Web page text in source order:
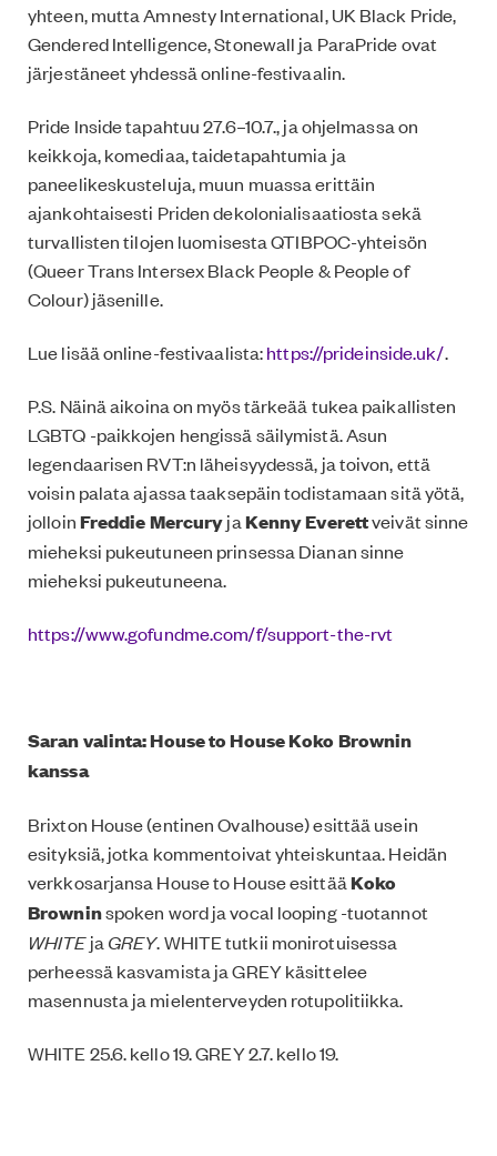
yhteen, mutta Amnesty International, UK Black Pride,
Gendered Intelligence, Stonewall ja ParaPride ovat
järjestäneet yhdessä online-festivaalin.
Pride Inside tapahtuu 27.6–10.7., ja ohjelmassa on
keikkoja, komediaa, taidetapahtumia ja
paneelikeskusteluja, muun muassa erittäin
ajankohtaisesti Priden dekolonialisaatiosta sekä
turvallisten tilojen luomisesta QTIBPOC-yhteisön
(Queer Trans Intersex Black People & People of
Colour) jäsenille.
Lue lisää online-festivaalista:https://prideinside.uk/.
P.S. Näinä aikoina on myös tärkeää tukea paikallisten
LGBTQ -paikkojen hengissä säilymistä. Asun
legendaarisen RVT:n läheisyydessä, ja toivon, että
voisin palata ajassa taaksepäin todistamaan sitä yötä,
jolloinFreddie MercuryjaKenny Everettveivät sinne
mieheksi pukeutuneen prinsessa Dianan sinne
mieheksi pukeutuneena.
https://www.gofundme.com/f/support-the-rvt
Saran valinta: House to House Koko Brownin
kanssa
Brixton House (entinen Ovalhouse) esittää usein
esityksiä, jotka kommentoivat yhteiskuntaa. Heidän
verkkosarjansa House to House esittääKoko
Browninspoken word ja vocal looping -tuotannot
WHITEja GREY. WHITE tutkii monirotuisessa
perheessä kasvamista ja GREY käsittelee
masennusta ja mielenterveyden rotupolitiikka.
WHITE 25.6. kello 19. GREY 2.7. kello 19.